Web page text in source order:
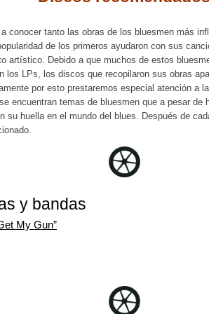
conocer tanto las obras de los bluesmen más
de los primeros ayudaron con sus
artístico. Debido a que muchos de estos
los LPs, los discos que recopilaron sus obras
por esto prestaremos especial atención a
encuentran temas de bluesmen que a pesar de
su huella en el mundo del blues. Después de
y bandas
My Gun”